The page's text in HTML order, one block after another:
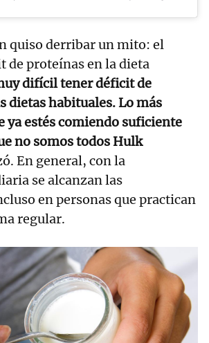
quiso derribar un mito: el
de proteínas en la dieta
difícil tener déficit de
dietas habituales. Lo más
ya estés comiendo suficiente
no somos todos Hulk
En general, con la
se alcanzan las
en personas que practican
regular.